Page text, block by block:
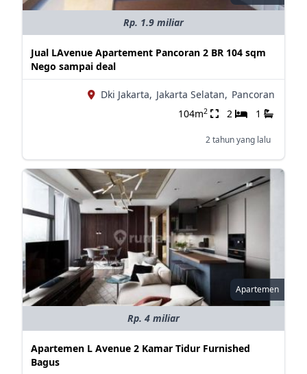
Rp. 1.9 miliar
Jual LAvenue Apartement Pancoran 2 BR 104 sqm
Nego sampai deal
Dki Jakarta, Jakarta Selatan, Pancoran
104m2 2 1
2 tahun yang lalu
Apartemen
Rp. 4 miliar
Apartemen L Avenue 2 Kamar Tidur Furnished
Bagus